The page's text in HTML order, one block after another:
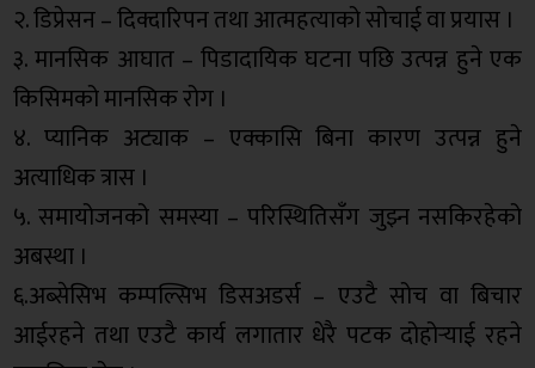
२. डिप्रेसन – दिक्दारिपन तथा आत्महत्याको सोचाई वा प्रयास ।
३. मानसिक आघात – पिडादायिक घटना पछि उत्पन्न हुने एक
किसिमको मानसिक रोग ।
४. प्यानिक अट्याक – एक्कासि बिना कारण उत्पन्न हुने
अत्याधिक त्रास ।
५. समायोजनको समस्या – परिस्थितिसँग जुझ्न नसकिरहेको
अबस्था ।
६.अब्सेसिभ कम्पल्सिभ डिसअडर्स – एउटै सोच वा बिचार
आईरहने तथा एउटै कार्य लगातार धेरै पटक दोहोर्‍याई रहने